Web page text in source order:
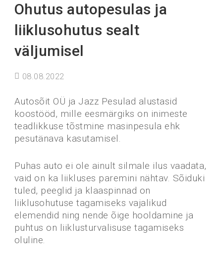
Ohutus autopesulas ja
liiklusohutus sealt
väljumisel
08.08.2022
Autosõit OÜ ja Jazz Pesulad alustasid
koostööd, mille eesmärgiks on inimeste
teadlikkuse tõstmine masinpesula ehk
pesutänava kasutamisel.
Puhas auto ei ole ainult silmale ilus vaadata,
vaid on ka liikluses paremini nähtav. Sõiduki
tuled, peeglid ja klaaspinnad on
liiklusohutuse tagamiseks vajalikud
elemendid ning nende õige hooldamine ja
puhtus on liiklusturvalisuse tagamiseks
oluline.